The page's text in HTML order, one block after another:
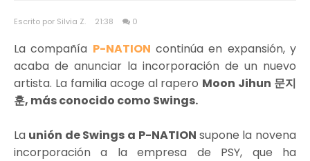
Escrito por Silvia Z. 21:38 0
La compañía P-NATION continúa en expansión, y
acaba de anunciar la incorporación de un nuevo
artista. La familia acoge al rapero Moon Jihun 문지
훈, más conocido como Swings.
La unión de Swings a P-NATION supone la novena
incorporación a la empresa de PSY, que ha